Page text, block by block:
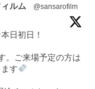
ルム
@sansarofilm
日初日！
。ご来場予定の方は
す